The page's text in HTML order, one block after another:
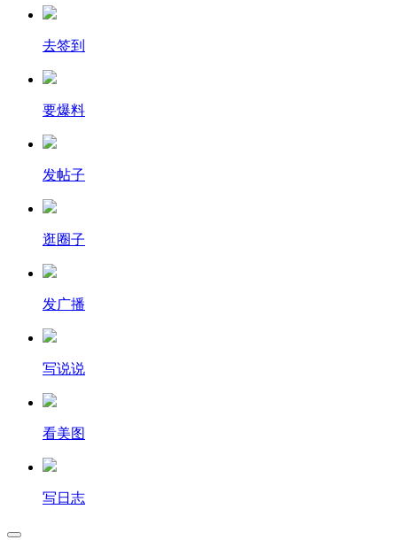
去签到
要爆料
发帖子
逛圈子
发广播
写说说
看美图
写日志